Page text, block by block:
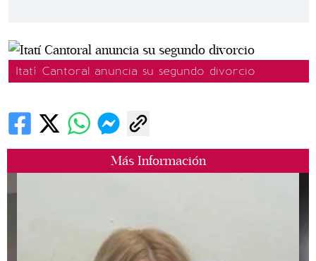
Más Información
Itatí Cantoral anuncia su segundo divorcio